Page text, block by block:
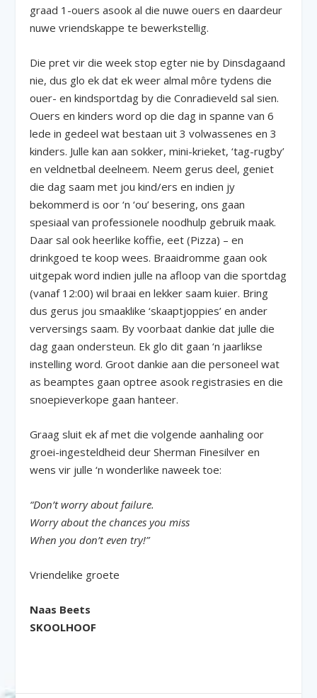
graad 1-ouers asook al die nuwe ouers en daardeur
nuwe vriendskappe te bewerkstellig.
Die pret vir die week stop egter nie by Dinsdagaand
nie, dus glo ek dat ek weer almal môre tydens die
ouer- en kindsportdag by die Conradieveld sal sien.
Ouers en kinders word op die dag in spanne van 6
lede in gedeel wat bestaan uit 3 volwassenes en 3
kinders. Julle kan aan sokker, mini-krieket, ‘tag-rugby’
en veldnetbal deelneem. Neem gerus deel, geniet
die dag saam met jou kind/ers en indien jy
bekommerd is oor ‘n ‘ou’ besering, ons gaan
spesiaal van professionele noodhulp gebruik maak.
Daar sal ook heerlike koffie, eet (Pizza) – en
drinkgoed te koop wees. Braaidromme gaan ook
uitgepak word indien julle na afloop van die sportdag
(vanaf 12:00) wil braai en lekker saam kuier. Bring
dus gerus jou smaaklike ‘skaaptjoppies’ en ander
verversings saam. By voorbaat dankie dat julle die
dag gaan ondersteun. Ek glo dit gaan ‘n jaarlikse
instelling word. Groot dankie aan die personeel wat
as beamptes gaan optree asook registrasies en die
snoepieverkope gaan hanteer.
Graag sluit ek af met die volgende aanhaling oor
groei-ingesteldheid deur Sherman Finesilver en
wens vir julle ‘n wonderlike naweek toe:
“Don’t worry about failure.
Worry about the chances you miss
When you don’t even try!”
Vriendelike groete
Naas Beets
SKOOLHOOF